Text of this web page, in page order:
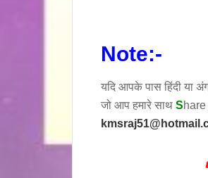
Note:-
यदि आपके पास हिंदी या
जो आप हमारे साथ Share